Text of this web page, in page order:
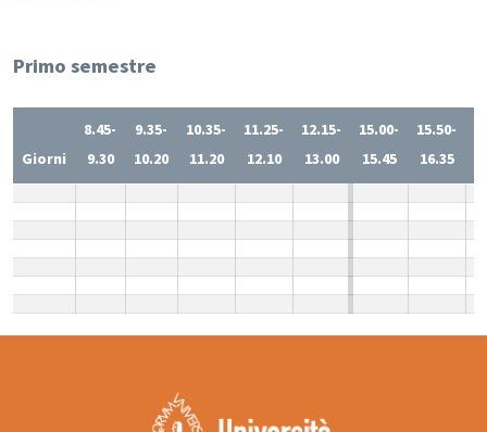
Primo semestre
Giorni
8.45-
9.30
9.35-
10.20
10.35-
11.20
11.25-
12.10
12.15-
13.00
15.00-
15.45
15.50-
16.35